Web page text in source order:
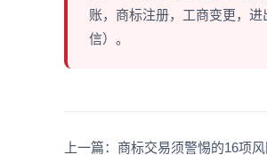
账，商标注册，工商变更，
信）。
上一篇：商标交易须警惕的16项